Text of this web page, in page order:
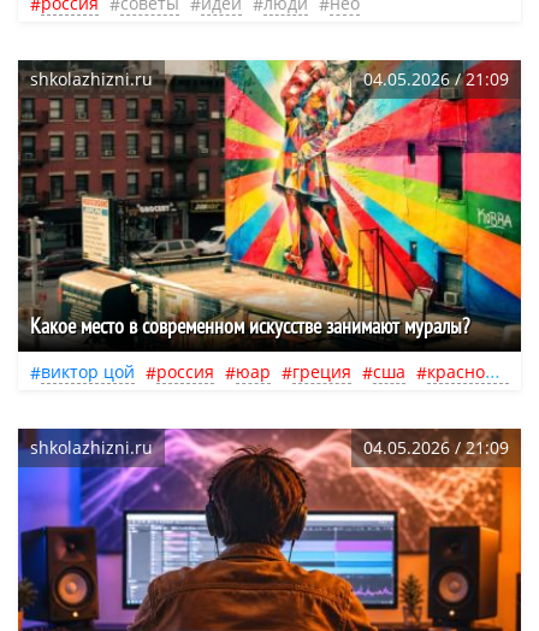
shkolazhizni.ru 04.05.2026 / 21:09
Какое место в современном искусстве занимают муралы?
виктор цой россия юар греция сша краснодар
shkolazhizni.ru 04.05.2026 / 21:09